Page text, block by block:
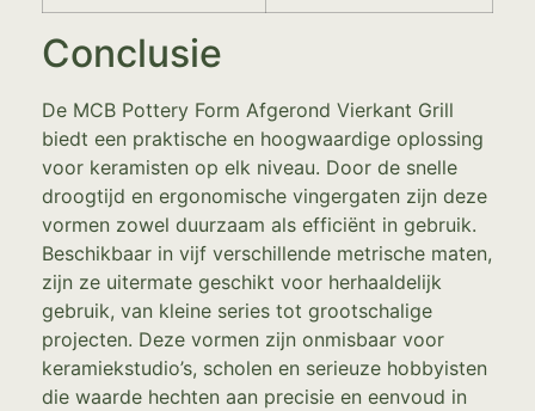
Conclusie
De MCB Pottery Form Afgerond Vierkant Grill
biedt een praktische en hoogwaardige oplossing
voor keramisten op elk niveau. Door de snelle
droogtijd en ergonomische vingergaten zijn deze
vormen zowel duurzaam als efficiënt in gebruik.
Beschikbaar in vijf verschillende metrische maten,
zijn ze uitermate geschikt voor herhaaldelijk
gebruik, van kleine series tot grootschalige
projecten. Deze vormen zijn onmisbaar voor
keramiekstudio’s, scholen en serieuze hobbyisten
die waarde hechten aan precisie en eenvoud in